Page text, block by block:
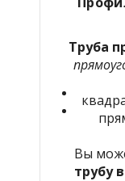
Труба
Вы
трубу